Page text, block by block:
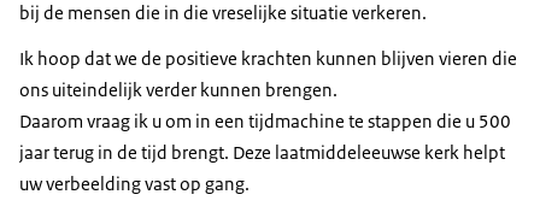
bij de mensen die in die vreselijke situatie verkeren.
Ik hoop dat we de positieve krachten kunnen blijven vieren die
ons uiteindelijk verder kunnen brengen.
Daarom vraag ik u om in een tijdmachine te stappen die u 500
jaar terug in de tijd brengt. Deze laatmiddeleeuwse kerk helpt
uw verbeelding vast op gang.